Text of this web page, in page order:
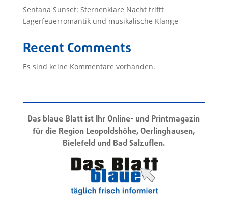
Sentana Sunset: Sternenklare Nacht trifft
Lagerfeuerromantik und musikalische Klänge
Recent Comments
Es sind keine Kommentare vorhanden.
Das blaue Blatt ist Ihr Online- und Printmagazin
für die Region Leopoldshöhe, Oerlinghausen,
Bielefeld und Bad Salzuflen.